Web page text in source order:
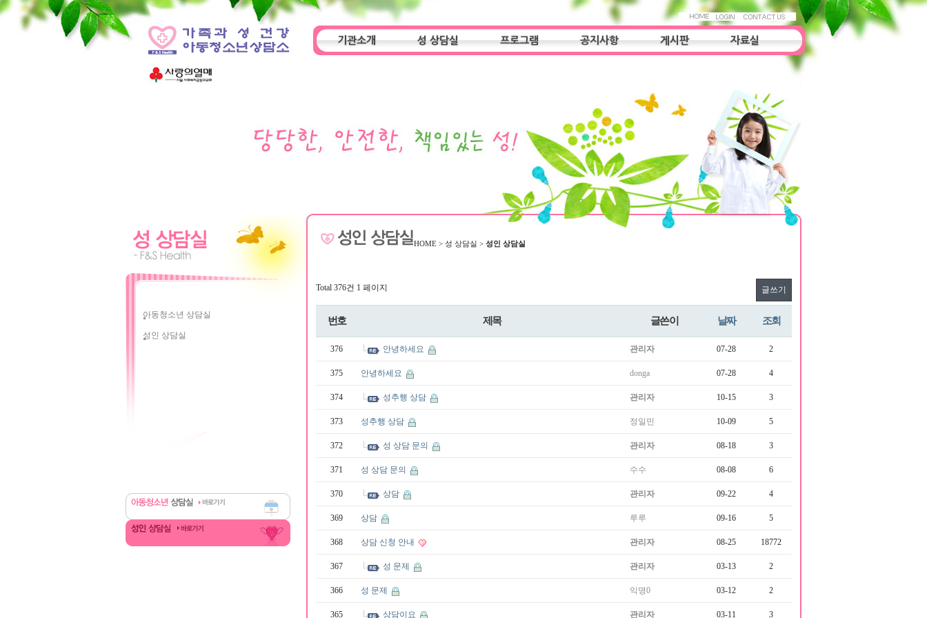
기관소개 성 상담실 프로그램 공지사항 게시판 자료실
아동청소년 상담실
성인 상담실
HOME > 성 상담실 > 성인 상담실
Total 376건 1 페이지 글쓰기
번호 제목 글쓴이 날짜 조회
376 안녕하세요 관리자 07-28 2
375 안녕하세요 donga 07-28 4
374 성추행 상담 관리자 10-15 3
373 성추행 상담 정일민 10-09 5
372 성 상담 문의 관리자 08-18 3
371 성 상담 문의 수수 08-08 6
370 상담 관리자 09-22 4
369 상담 루루 09-16 5
368 상담 신청 안내 관리자 08-25 18772
367 성 문제 관리자 03-13 2
366 성 문제 익명0 03-12 2
365 상담이요 관리자 03-11 3